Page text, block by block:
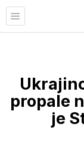
propale
je